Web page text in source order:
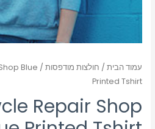
עמוד הבית / חולצות מודפסות
Blue
Printed Tshirt
Repair Shop